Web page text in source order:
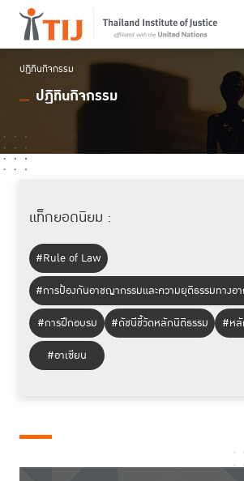
ปฏิทินกิจกรรม
ปฏิทินกิจกรรม
แท็กยอดนิยม :
#Rule of Law
#การป้องกันอาชญากรรมและความยุติธรรมทางอ
#การฝึกอบรม
#ดัชนีชี้วัดหลักนิติธรรม
#หลั
#อาเซียน